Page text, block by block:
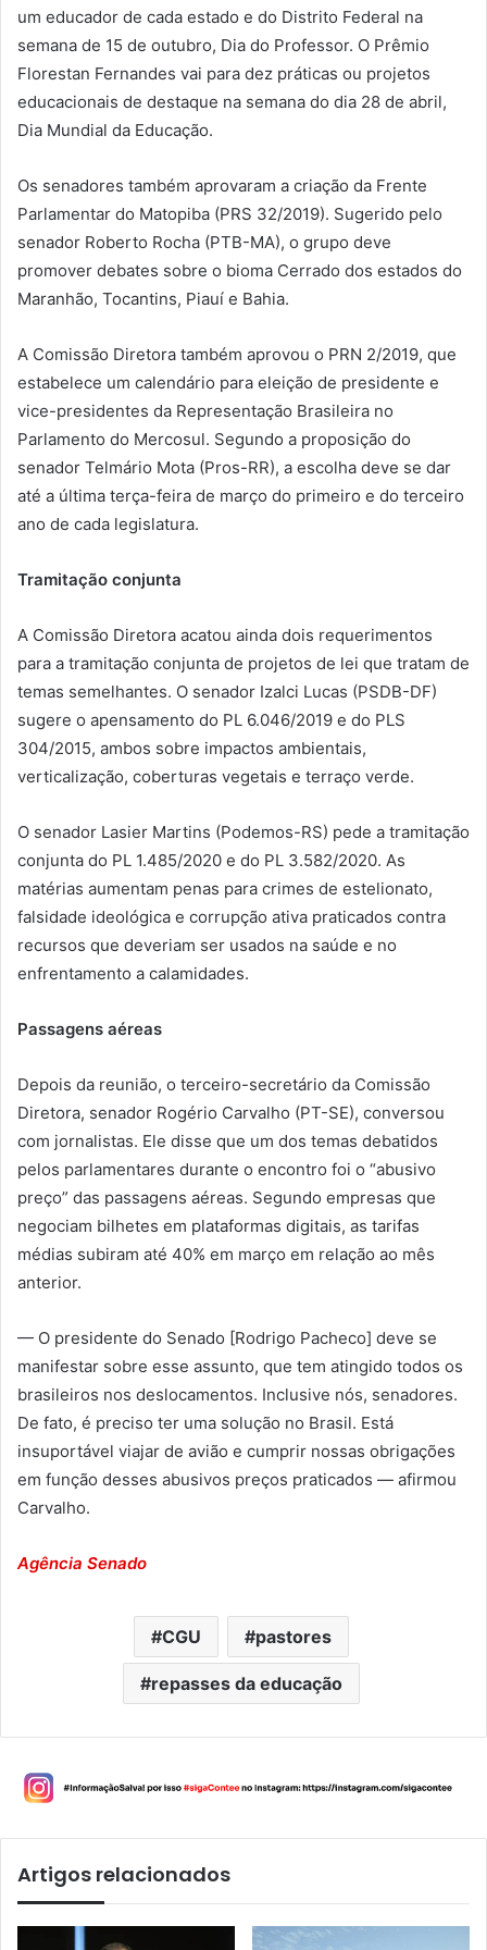
um educador de cada estado e do Distrito Federal na
semana de 15 de outubro, Dia do Professor. O Prêmio
Florestan Fernandes vai para dez práticas ou projetos
educacionais de destaque na semana do dia 28 de abril,
Dia Mundial da Educação.
Os senadores também aprovaram a criação da Frente
Parlamentar do Matopiba (PRS 32/2019). Sugerido pelo
senador Roberto Rocha (PTB-MA), o grupo deve
promover debates sobre o bioma Cerrado dos estados do
Maranhão, Tocantins, Piauí e Bahia.
A Comissão Diretora também aprovou o PRN 2/2019, que
estabelece um calendário para eleição de presidente e
vice-presidentes da Representação Brasileira no
Parlamento do Mercosul. Segundo a proposição do
senador Telmário Mota (Pros-RR), a escolha deve se dar
até a última terça-feira de março do primeiro e do terceiro
ano de cada legislatura.
Tramitação conjunta
A Comissão Diretora acatou ainda dois requerimentos
para a tramitação conjunta de projetos de lei que tratam de
temas semelhantes. O senador Izalci Lucas (PSDB-DF)
sugere o apensamento do PL 6.046/2019 e do PLS
304/2015, ambos sobre impactos ambientais,
verticalização, coberturas vegetais e terraço verde.
O senador Lasier Martins (Podemos-RS) pede a tramitação
conjunta do PL 1.485/2020 e do PL 3.582/2020. As
matérias aumentam penas para crimes de estelionato,
falsidade ideológica e corrupção ativa praticados contra
recursos que deveriam ser usados na saúde e no
enfrentamento a calamidades.
Passagens aéreas
Depois da reunião, o terceiro-secretário da Comissão
Diretora, senador Rogério Carvalho (PT-SE), conversou
com jornalistas. Ele disse que um dos temas debatidos
pelos parlamentares durante o encontro foi o “abusivo
preço” das passagens aéreas. Segundo empresas que
negociam bilhetes em plataformas digitais, as tarifas
médias subiram até 40% em março em relação ao mês
anterior.
— O presidente do Senado [Rodrigo Pacheco] deve se
manifestar sobre esse assunto, que tem atingido todos os
brasileiros nos deslocamentos. Inclusive nós, senadores.
De fato, é preciso ter uma solução no Brasil. Está
insuportável viajar de avião e cumprir nossas obrigações
em função desses abusivos preços praticados — afirmou
Carvalho.
Agência Senado
CGU pastores
repasses da educação
Artigos relacionados